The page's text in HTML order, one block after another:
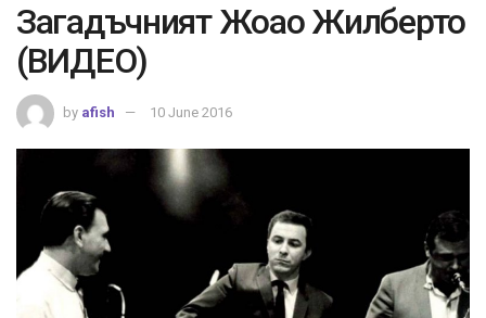
Загадъчният Жоао Жилберто
(ВИДЕО)
by afish 10 June 2016